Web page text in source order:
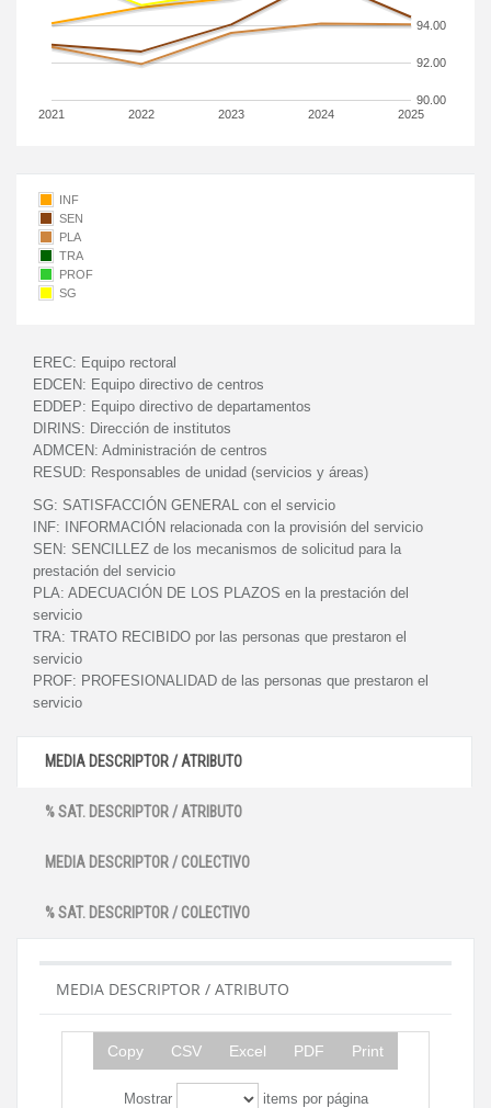
2021 2022 2023 2024 2025
90.00
92.00
94.00
INF
SEN
PLA
TRA
PROF
SG
EREC: Equipo rectoral
EDCEN: Equipo directivo de centros
EDDEP: Equipo directivo de departamentos
DIRINS: Dirección de institutos
ADMCEN: Administración de centros
RESUD: Responsables de unidad (servicios y áreas)
SG: SATISFACCIÓN GENERAL con el servicio
INF:
INFORMACIÓN relacionada con la provisión del servicio
SEN: SENCILLEZ de los mecanismos de solicitud para la
prestación del servicio
PLA: ADECUACIÓN DE LOS PLAZOS en la prestación del
servicio
TRA: TRATO RECIBIDO por las personas que prestaron el
servicio
PROF: PROFESIONALIDAD de las personas que prestaron el
servicio
MEDIA DESCRIPTOR / ATRIBUTO
% SAT. DESCRIPTOR / ATRIBUTO
MEDIA DESCRIPTOR / COLECTIVO
% SAT. DESCRIPTOR / COLECTIVO
MEDIA DESCRIPTOR / ATRIBUTO
Copy CSV Excel PDF Print
Mostrar items por página